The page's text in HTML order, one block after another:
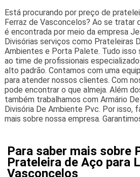
Está procurando por preço de
Ferraz de Vasconcelos? Ao se tratar
é encontrada por meio da empresa
Divisórias serviços como Prateleiras
Ambientes e Porta Palete. Tudo isso
ao time de profissionais
alto padrão. Contamos com uma
para atender nossos clientes. Com
pode encontrar o que almeja. Além
também trabalhamos com Armário
Divisória De Ambiente Pvc. Por isso,
mais sobre nossa empresa.
Para saber mais sobre
Prateleira de Aço para
Vasconcelos